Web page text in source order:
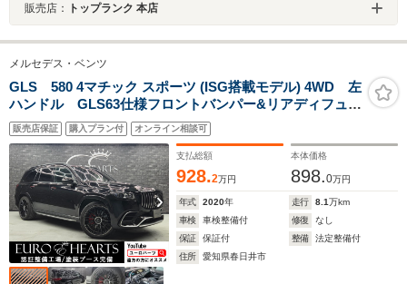
販売店： トップランク 本店
メルセデス・ベンツ
GLS 580 4マチック スポーツ (ISG搭載モデル) 4WD 左
ハンドル GLS63仕様フロントバンパー&リアディフュー
ザー パナメリカーナグリル GLS63純正23インチAW
レッドキャリパー パノラマルーフ デジタルミラーモ
ール&ルーフレールブラック仕様
販売店保証 購入プラン付 オンライン相談可
支払総額
928.2万円
本体価格
898.0万円
年式 2020年 走行 8.1万km
車検
車検整備付 修復
なし
保証
保証付 整備
法定整備付
住所
愛知県春日井市